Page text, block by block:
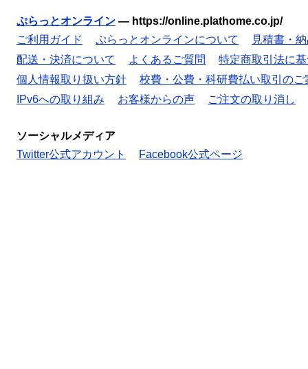
ぷらっとオンライン — https://online.plathome.co.jp/
ご利用ガイド
ぷらっとオンラインについて
見積書・
配送・決済について
よくあるご質問
特定商取引法に
個人情報取り扱い方針
校費・公費・科研費払い取引のご
IPv6への取り組み
お客様からの声 ご注文の取り消し
ソーシャルメディア
Twitter公式アカウント
Facebook公式ページ